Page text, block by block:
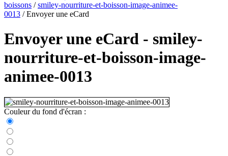
boissons /smiley-nourriture-et-boisson-image-animee-
0013 / Envoyer une eCard
Envoyer une eCard - smiley-
nourriture-et-boisson-image-
animee-0013
Couleur du fond d'écran :